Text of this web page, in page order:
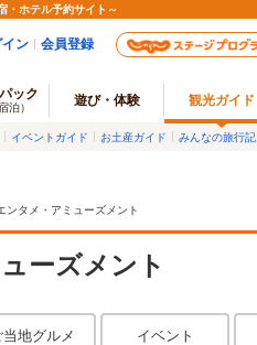
・ホテル予約サイト～
イン 会員登録
ック
泊） 遊び・体験 観光ガイド
イベントガイド お土産ガイド みんなの旅行記
ンタメ・アミューズメント
ーズメント
当地グルメ イベント